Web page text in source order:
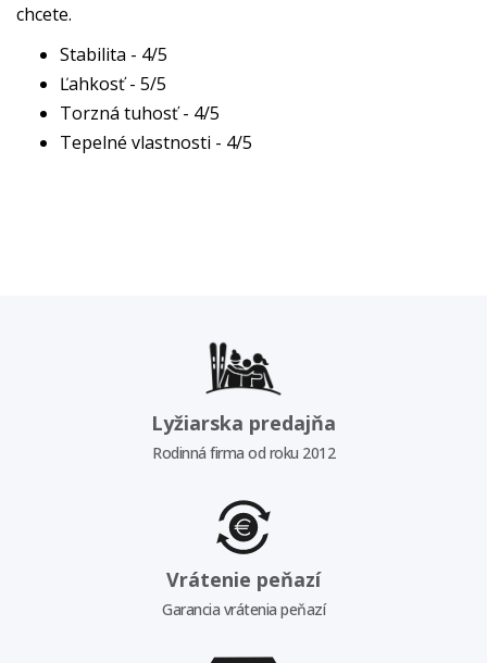
chcete.
Stabilita - 4/5
Ľahkosť - 5/5
Torzná tuhosť - 4/5
Tepelné vlastnosti - 4/5
Lyžiarska predajňa
Rodinná firma od roku 2012
Vrátenie peňazí
Garancia vrátenia peňazí